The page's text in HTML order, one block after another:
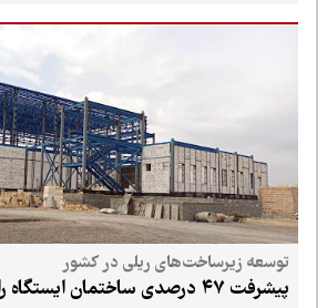
توسعه زیرساخت‌های ریلی در کشور
پیشرفت ۴۷ درصدی ساختمان ایستگاه راه‌آهن سبزوار